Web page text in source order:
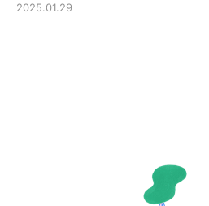
2025.01.29